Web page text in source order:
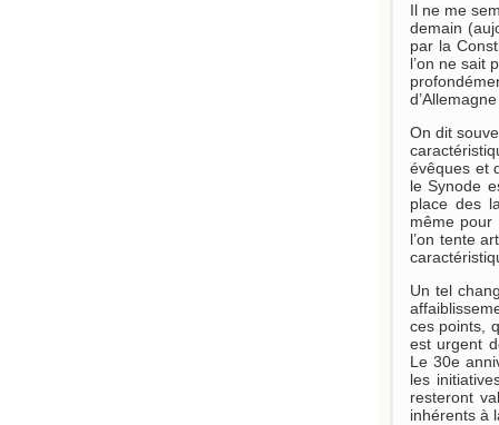
Il ne me
demain
par la
l’on ne sait
On dit
évêques et
le Synode
place des
même pour
l’on tente
Un tel
ces points,
est urgent
Le 30e
les
resteront
inhérents à